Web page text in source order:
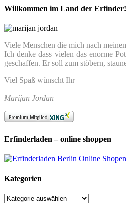
Willkommen im Land der Erfinder!
Viele Menschen die mich nach
Ich denke dass vielen das enorme
geschaffen. Er soll zum stöbern,
Viel Spaß wünscht Ihr
Marijan Jordan
Erfinderladen – online shoppen
Kategorien
Kategorien